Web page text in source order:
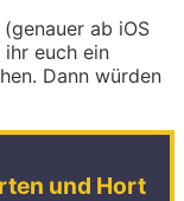
ab iOS
euch ein
Dann würden
und Hort